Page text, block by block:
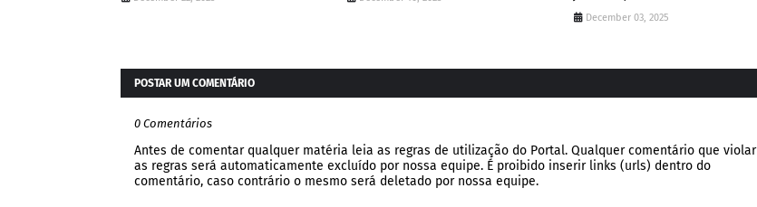
December 03, 2025
POSTAR UM COMENTÁRIO
0 Comentários
Antes de comentar qualquer matéria leia as regras de utilização do Portal. Qualquer comentário que violar
as regras será automaticamente excluído por nossa equipe. É proibido inserir links (urls) dentro do
comentário, caso contrário o mesmo será deletado por nossa equipe.